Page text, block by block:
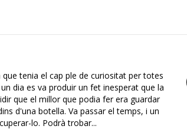
que tenia el cap ple de curiositat per totes
dia es va produir un fet inesperat que la
que el millor que podia fer era guardar
d'una botella. Va passar el temps, i un
lo. Podrà trobar...